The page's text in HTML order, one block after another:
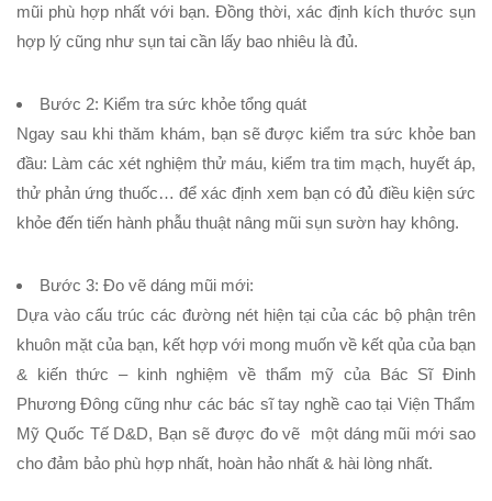
mũi phù hợp nhất với bạn. Đồng thời, xác định kích thước sụn
hợp lý cũng như sụn tai cần lấy bao nhiêu là đủ.
Bước 2: Kiểm tra sức khỏe tổng quát
Ngay sau khi thăm khám, bạn sẽ được kiểm tra sức khỏe ban
đầu: Làm các xét nghiệm thử máu, kiểm tra tim mạch, huyết áp,
thử phản ứng thuốc… để xác định xem bạn có đủ điều kiện sức
khỏe đến tiến hành phẫu thuật nâng mũi sụn sườn hay không.
Bước 3: Đo vẽ dáng mũi mới:
Dựa vào cấu trúc các đường nét hiện tại của các bộ phận trên
khuôn mặt của bạn, kết hợp với mong muốn về kết qủa của bạn
& kiến thức – kinh nghiệm về thẩm mỹ của Bác Sĩ Đinh
Phương Đông cũng như các bác sĩ tay nghề cao tại Viện Thẩm
Mỹ Quốc Tế D&D, Bạn sẽ được đo vẽ một dáng mũi mới sao
cho đảm bảo phù hợp nhất, hoàn hảo nhất & hài lòng nhất.